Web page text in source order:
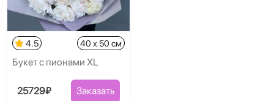
4.5 40 x 50 см
Букет с пионами XL
25729₽ Заказать